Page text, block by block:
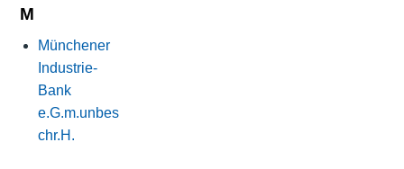
M
Münchener
Industrie-
Bank
e.G.m.unbes
chr.H.